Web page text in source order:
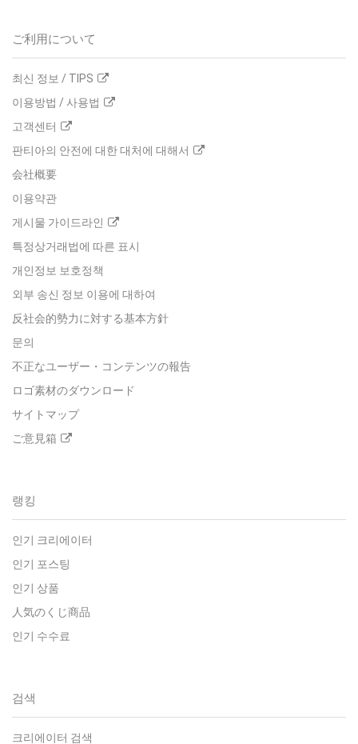
ご利用について
최신 정보 / TIPS
이용방법 / 사용법
고객센터
판티아의 안전에 대한 대처에 대해서
会社概要
이용약관
게시물 가이드라인
특정상거래법에 따른 표시
개인정보 보호정책
외부 송신 정보 이용에 대하여
反社会的勢力に対する基本方針
문의
不正なユーザー・コンテンツの報告
ロゴ素材のダウンロード
サイトマップ
ご意見箱
랭킹
인기 크리에이터
인기 포스팅
인기 상품
人気のくじ商品
인기 수수료
검색
크리에이터 검색